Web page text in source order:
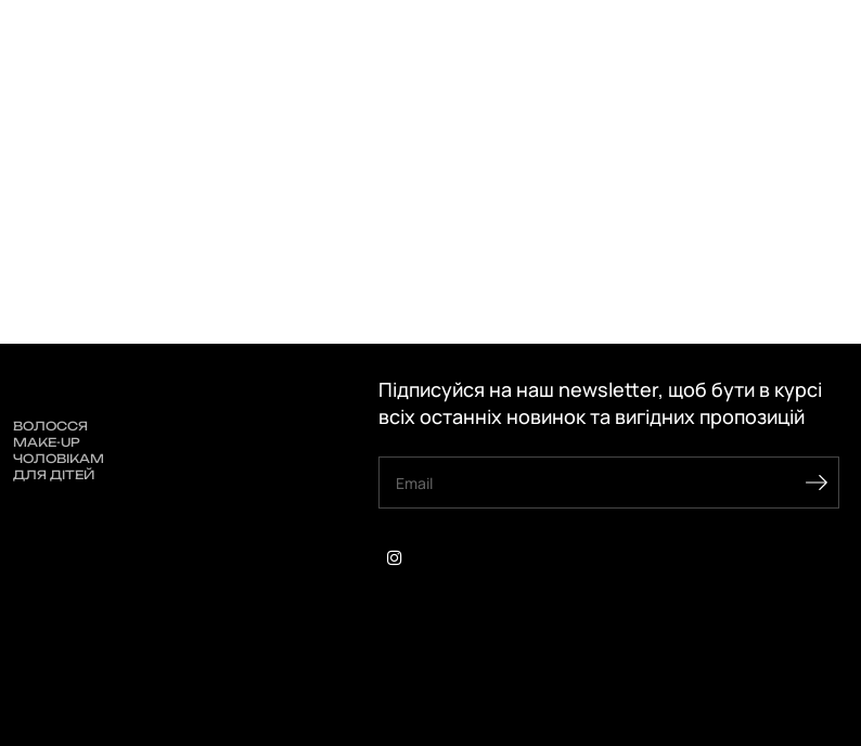
ВОЛОССЯ
MAKE-UP
ЧОЛОВІКАМ
ДЛЯ ДІТЕЙ
Підписуйся на наш newsletter, щоб бути в курсі
всіх останніх новинок та вигідних пропозицій